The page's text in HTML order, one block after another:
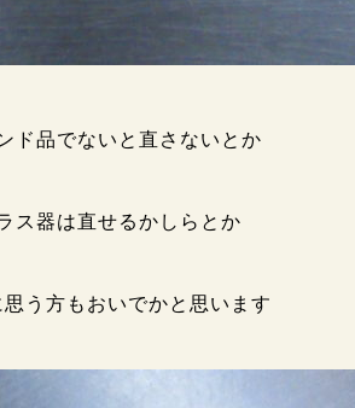
ド品でないと直さないとか
ス器は直せるかしらとか
思う方もおいでかと思います